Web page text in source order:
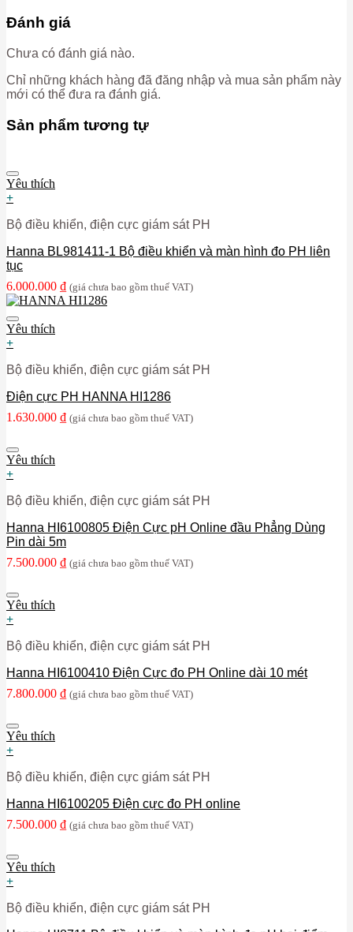
Đánh giá
Chưa có đánh giá nào.
Chỉ những khách hàng đã đăng nhập và mua sản phẩm này
mới có thể đưa ra đánh giá.
Sản phẩm tương tự
Yêu thích
+
Bộ điều khiển, điện cực giám sát PH
Hanna BL981411-1 Bộ điều khiển và màn hình đo PH liên
tục
6.000.000 ₫ (giá chưa bao gồm thuế VAT)
Yêu thích
+
Bộ điều khiển, điện cực giám sát PH
Điện cực PH HANNA HI1286
1.630.000 ₫ (giá chưa bao gồm thuế VAT)
Yêu thích
+
Bộ điều khiển, điện cực giám sát PH
Hanna HI6100805 Điện Cực pH Online đầu Phẳng Dùng
Pin dài 5m
7.500.000 ₫ (giá chưa bao gồm thuế VAT)
Yêu thích
+
Bộ điều khiển, điện cực giám sát PH
Hanna HI6100410 Điện Cực đo PH Online dài 10 mét
7.800.000 ₫ (giá chưa bao gồm thuế VAT)
Yêu thích
+
Bộ điều khiển, điện cực giám sát PH
Hanna HI6100205 Điện cực đo PH online
7.500.000 ₫ (giá chưa bao gồm thuế VAT)
Yêu thích
+
Bộ điều khiển, điện cực giám sát PH